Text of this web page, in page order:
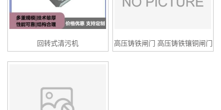
回转式清污机
高压铸铁闸门 高压铸铁镶铜闸门